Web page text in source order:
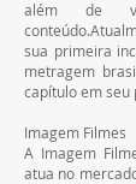
além de
sua primeira
metragem
capítulo em seu
Imagem Filmes
A Imagem
atua no